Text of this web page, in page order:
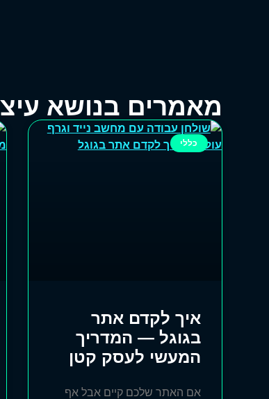
מאמרים בנושא
כללי
איך לקדם אתר
בגוגל — המדריך
המעשי לעסק קטן
אם האתר שלכם קיים אבל אף